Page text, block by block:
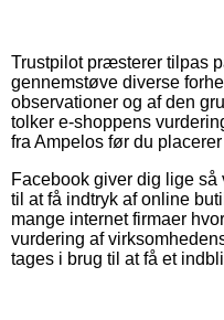
Trustpilot præsterer tilpas
gennemstøve diverse
observationer og af den
tolker e-shoppens
fra Ampelos før du
Facebook giver dig lige
til at få indtryk af online
mange internet firmaer
vurdering af
tages i brug til at få et